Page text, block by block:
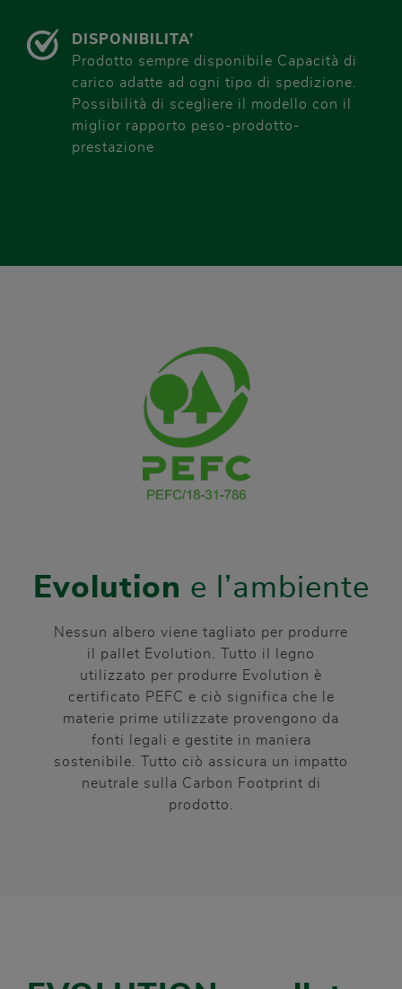
DISPONIBILITA’
Prodotto sempre disponibile Capacità di
carico adatte ad ogni tipo di spedizione.
Possibilità di scegliere il modello con il
miglior rapporto peso-prodotto-
prestazione
Evolution e l’ambiente
Nessun albero viene tagliato per produrre
il pallet Evolution. Tutto il legno
utilizzato per produrre Evolution è
certificato PEFC e ciò significa che le
materie prime utilizzate provengono da
fonti legali e gestite in maniera
sostenibile. Tutto ciò assicura un impatto
neutrale sulla Carbon Footprint di
prodotto.